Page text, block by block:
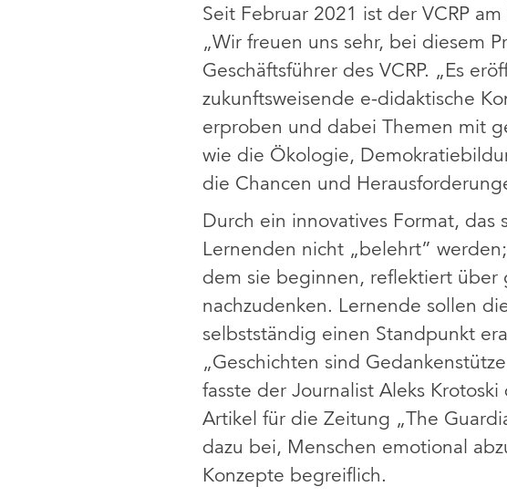
Seit Februar 2021 ist der VCRP
„Wir freuen uns sehr, bei diesem
Geschäftsführer des VCRP. „Es
zukunftsweisende e-didaktische
erproben und dabei Themen mit
wie die Ökologie,
die Chancen und
Durch ein innovatives Format,
Lernenden nicht „belehrt”
dem sie beginnen, reflektiert über
nachzudenken. Lernende sollen
selbstständig einen Standpunkt
„Geschichten sind
fasste der Journalist Aleks
Artikel für die Zeitung „The
dazu bei, Menschen emotional
Konzepte begreiflich.